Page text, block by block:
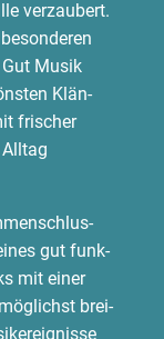
ver­zau­bert.
Musik
Klän­
fri­scher
gut funk­
mit einer
brei­